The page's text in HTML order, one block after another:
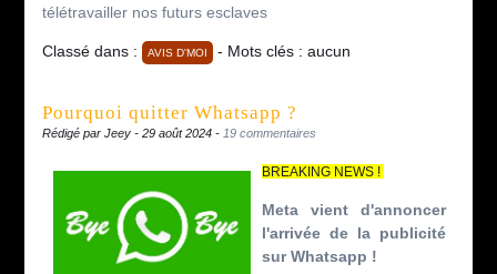
télétravailler nos futurs esclaves
Classé dans : AVIS D'MOI - Mots clés : aucun
Pourquoi quitter Whatsapp ?
Rédigé par Jeey - 29 août 2024 - 19 commentaires
BREAKING NEWS !
Meta vient d'annoncer
l'arrivée de la publicité
sur Whatsapp !